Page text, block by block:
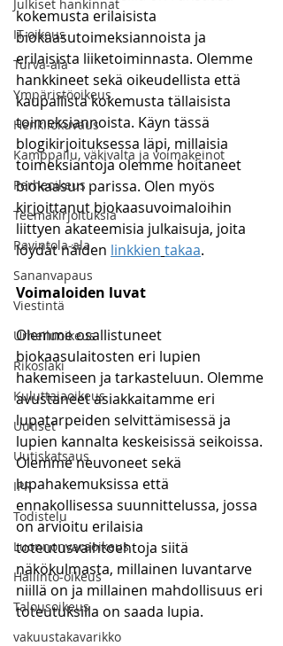
Julkiset hankinnat
IT-oikeus
Turva-ala
Ympäristöoikeus
Henkilökuvaus
Kamppailu, väkivalta ja voimakeinot
Perheoikeus
Teemakirjoituksia
Ravintola-ala
Sananvapaus
Viestintä
Urheiluoikeus
Rikoslaki
Kuluttajaoikeus
Uutiset
Uutiskatsaus
IPR
Todistelu
Luonnonvaraoikeus
Hallinto-oikeus
Talousoikeus
vakuustakavarikko
kokemusta erilaisista
biokaasutoimeksiannoista ja
erilaisista liiketoiminnasta. Olemme
hankkineet sekä oikeudellista että
kaupallista kokemusta tällaisista
toimeksiannoista. Käyn tässä
blogikirjoituksessa läpi, millaisia
toimeksiantoja olemme hoitaneet
biokaasun parissa. Olen myös
kirjoittanut biokaasuvoimaloihin
liittyen akateemisia julkaisuja, joita
löydät näiden linkkien takaa.
Voimaloiden luvat
Olemme osallistuneet
biokaasulaitosten eri lupien
hakemiseen ja tarkasteluun. Olemme
avustaneet asiakkaitamme eri
lupatarpeiden selvittämisessä ja
lupien kannalta keskeisissä seikoissa.
Olemme neuvoneet sekä
lupahakemuksissa että
ennakollisessa suunnittelussa, jossa
on arvioitu erilaisia
toteutusvaihtoehtoja siitä
näkökulmasta, millainen luvantarve
niillä on ja millainen mahdollisuus eri
toteutuksilla on saada lupia.